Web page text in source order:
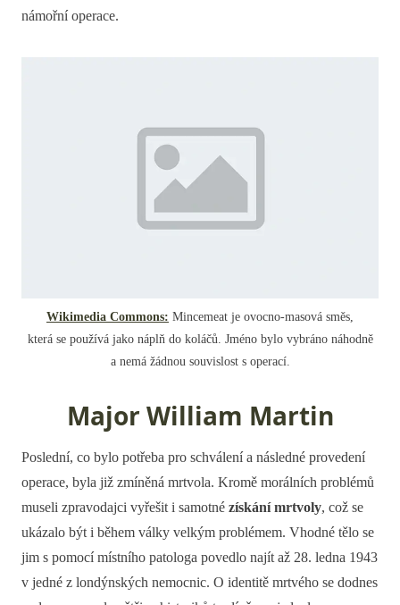
námořní operace.
Wikimedia Commons: Mincemeat je ovocno-masová směs,
která se používá jako náplň do koláčů. Jméno bylo vybráno náhodně
a nemá žádnou souvislost s operací.
Major William Martin
Poslední, co bylo potřeba pro schválení a následné provedení
operace, byla již zmíněná mrtvola. Kromě morálních problémů
museli zpravodajci vyřešit i samotné získání mrtvoly, což se
ukázalo být i během války velkým problémem. Vhodné tělo se
jim s pomocí místního patologa povedlo najít až 28. ledna 1943
v jedné z londýnských nemocnic. O identitě mrtvého se dodnes